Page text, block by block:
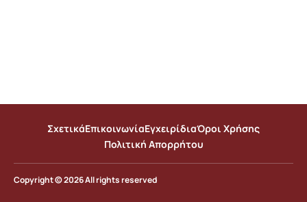
ΣχετικάΕπικοινωνίαΕγχειρίδιαΌροι Χρήσης
Πολιτική Απορρήτου
Copyright © 2026 All rights reserved